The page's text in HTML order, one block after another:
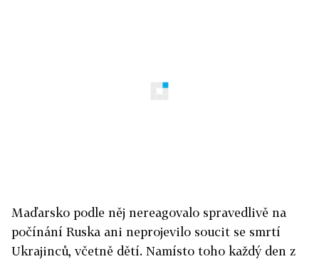
Maďarsko podle něj nereagovalo spravedlivě na
počínání Ruska ani neprojevilo soucit se smrtí
Ukrajinců, včetně dětí. Namísto toho každý den z